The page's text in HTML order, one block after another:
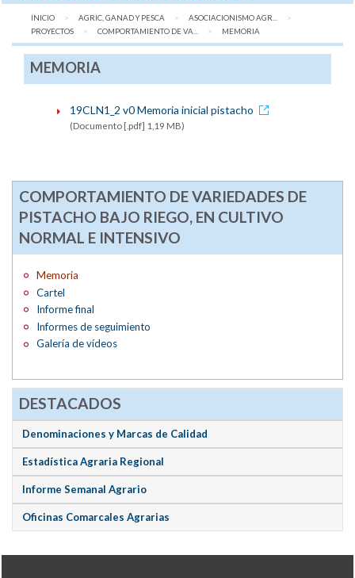
INICIO AGRIC, GANAD Y PESCA
ASOCIACIONISMO AGR...
PROYECTOS
COMPORTAMIENTO DE VA... AQUÍ:
MEMORIA
MEMORIA
19CLN1_2 v0 Memoria inicial pistacho
(Documento [.pdf] 1,19 MB)
COMPORTAMIENTO DE VARIEDADES DE
PISTACHO BAJO RIEGO, EN CULTIVO
NORMAL E INTENSIVO
Memoria
Cartel
Informe final
Informes de seguimiento
Galería de vídeos
DESTACADOS
Denominaciones y Marcas de Calidad
Estadística Agraria Regional
Informe Semanal Agrario
Oficinas Comarcales Agrarias